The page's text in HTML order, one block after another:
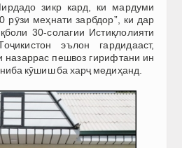
зикр кард, ки мардуми
рӯзи меҳнати зарбдор”, ки дар
30-солагии Истиқлолияти
эълон гардидааст,
назаррас пешвоз гирифтани ин
кӯшиш ба харҷ медиҳанд.